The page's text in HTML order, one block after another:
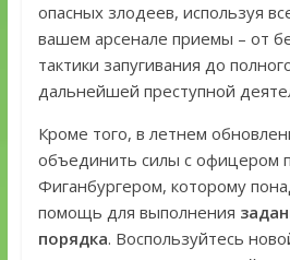
опасных злодеев, используя
вашем арсенале приемы – от
тактики запугивания до
дальнейшей преступной
Кроме того, в летнем
объединить силы с офицером
Фиганбургером, которому
помощь для выполнения
порядка. Воспользуйтесь